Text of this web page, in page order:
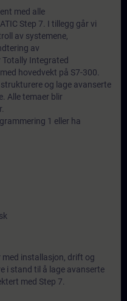
med alle
Step 7. I tillegg går vi
av systemene,
av
Integrated
hovedvekt på S7-300.
og lage avanserte
Alle temaer blir
1 eller ha
med installasjon, drift og
i stand til å lage avanserte
med Step 7.